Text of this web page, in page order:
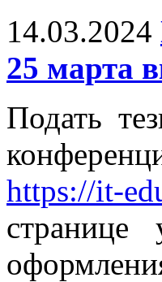
14.03.2024
25 марта
Подать
https://it-